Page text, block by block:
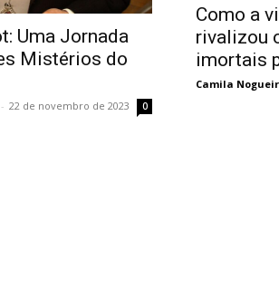
Uma Jornada
Mistérios do
- 22 de novembro de 2023 0
Como a
rivalizou
imortais
Camila